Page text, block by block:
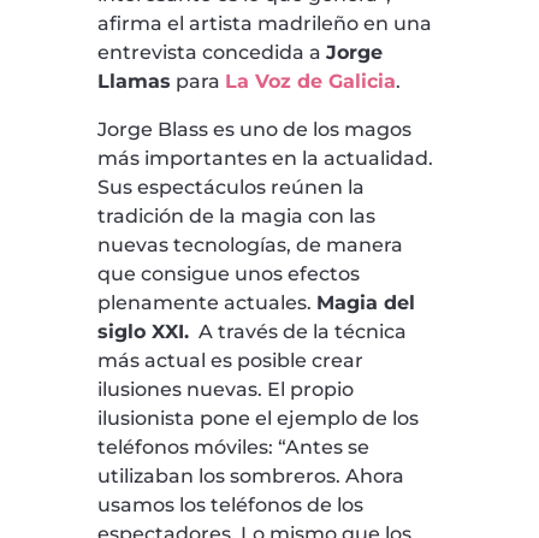
afirma el artista madrileño en una
entrevista concedida a Jorge
Llamas para La Voz de Galicia.
Jorge Blass es uno de los magos
más importantes en la actualidad.
Sus espectáculos reúnen la
tradición de la magia con las
nuevas tecnologías, de manera
que consigue unos efectos
plenamente actuales. Magia del
siglo XXI.A través de la técnica
más actual es posible crear
ilusiones nuevas. El propio
ilusionista pone el ejemplo de los
teléfonos móviles: “Antes se
utilizaban los sombreros. Ahora
usamos los teléfonos de los